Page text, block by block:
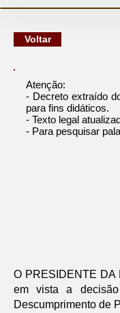
Voltar
Atenção:
- Decreto extraído
para fins didáticos.
- Texto legal
- Para pesquisar
O PRESIDENTE
em vista a
Descumprimento de